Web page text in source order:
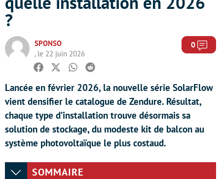
?
SPONSO
, le 22 juin 2026
0
Facebook
TwitterWhatsapp
Reddit
Lancée en février 2026, la nouvelle série SolarFlow
vient densifier le catalogue de Zendure. Résultat,
chaque type d’installation trouve désormais sa
solution de stockage, du modeste kit de balcon au
système photovoltaïque le plus costaud.
SOMMAIRE